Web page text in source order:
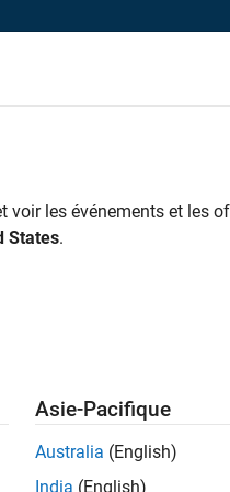
Ingénierie de la qualité
à vos critères
. Si malgré tout vous ne
pour vous tenir au
par lieu pour
voir les événements et les
States.
Asie-Pacifique
Australia (English)
India (English)